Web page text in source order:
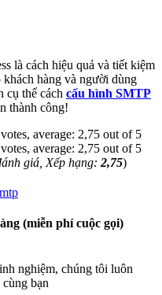
là cách hiệu quả và tiết kiệm
hàng và người dùng
cụ thể cách cấu hình SMTP
thành công!
giá, Xếp hạng: 2,75)
(miễn phí cuộc gọi)
nghiệm, chúng tôi luôn
bạn